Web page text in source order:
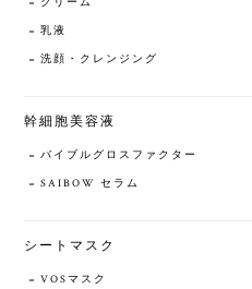
乳液
洗顔・クレンジング
幹細胞美容液
バイブルグロスファクター
SAIBOW セラム
シートマスク
VOSマスク